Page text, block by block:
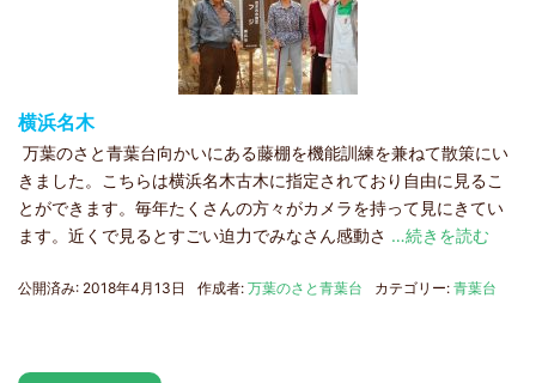
横浜名木
万葉のさと青葉台向かいにある藤棚を機能訓練を兼ねて散策にい
きました。こちらは横浜名木古木に指定されており自由に見るこ
とができます。毎年たくさんの方々がカメラを持って見にきてい
ます。近くで見るとすごい迫力でみなさん感動さ …続きを読む
公開済み: 2018年4月13日 作成者: 万葉のさと青葉台 カテゴリー: 青葉台